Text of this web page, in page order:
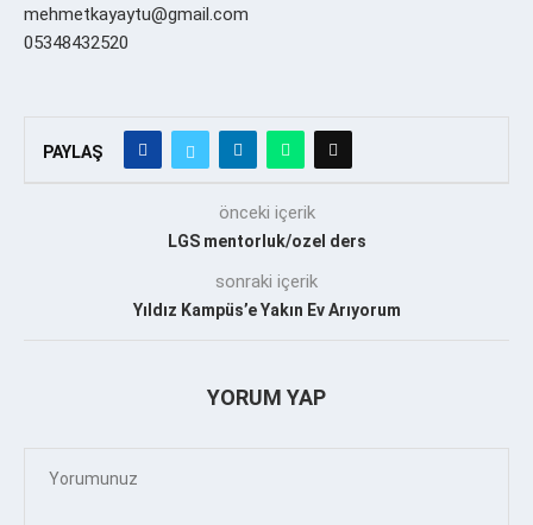
mehmetkayaytu@gmail.com
05348432520
PAYLAŞ
önceki içerik
LGS mentorluk/ozel ders
sonraki içerik
Yıldız Kampüs’e Yakın Ev Arıyorum
YORUM YAP